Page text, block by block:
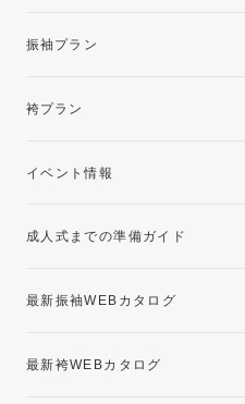
振袖プラン
レンタルプラン
袴プラン
卒業袴レンタルプラン
イベント情報
成人式までの準備ガイド
最新振袖WEBカタログ
最新袴WEBカタログ